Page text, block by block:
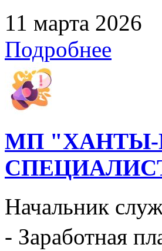
11 марта 2026
Подробнее
МП
Начальник
- Заработная